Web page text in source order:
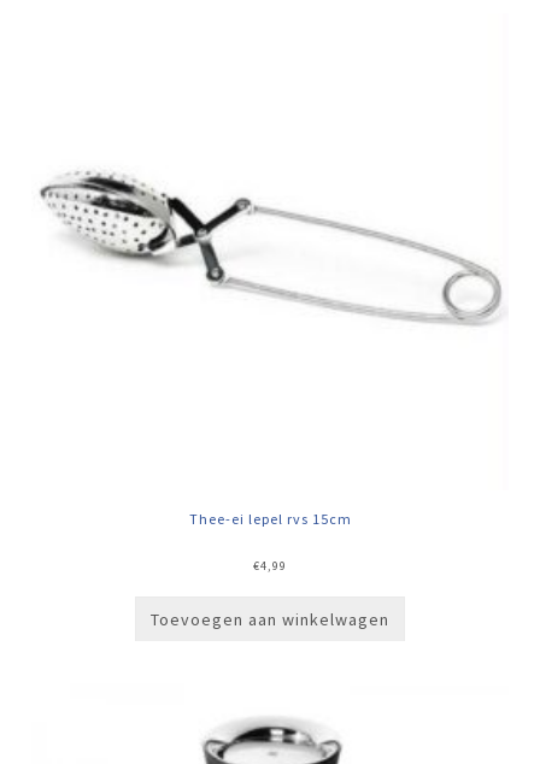
Thee-ei lepel rvs 15cm
€4,99
Toevoegen aan winkelwagen